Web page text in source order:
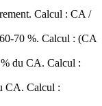
Calcul : CA /
70 %. Calcul : (CA
du CA. Calcul :
CA. Calcul :